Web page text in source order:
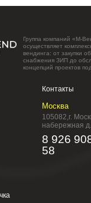
Группа компаний «М-
осуществляет
вендинга: от закупки
снабжения ЗИП до
концепций проектов
Контакты
Москва
105082,г.
набережная
8 926
58